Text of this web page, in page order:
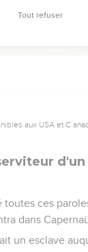
Le torrent s'est
aux USA et C
toutes ces
dans
un esclave
Tout refuser